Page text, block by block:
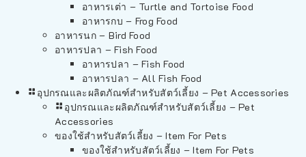
อาหารเต่า – Turtle and Tortoise Food
อาหารกบ – Frog Food
อาหารนก – Bird Food
อาหารปลา – Fish Food
อาหารปลา – Fish Food
อาหารปลา – All Fish Food
อุปกรณและผลิตภัณฑ์สำหรับสัตว์เลี้ยง – Pet Accessories
อุปกรณและผลิตภัณฑ์สำหรับสัตว์เลี้ยง – Pet
Accessories
ของใช้สำหรับสัตว์เลี้ยง – Item For Pets
ของใช้สำหรับสัตว์เลี้ยง – Item For Pets